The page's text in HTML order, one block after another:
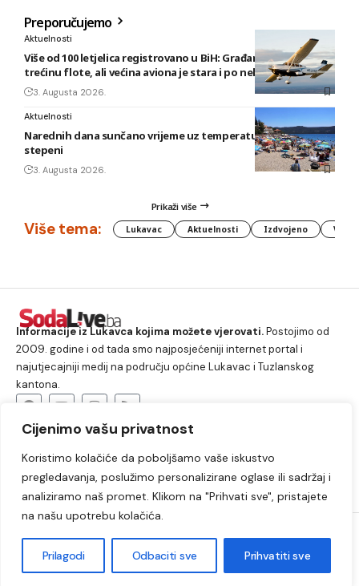
Cijenimo vašu privatnost
Koristimo kolačiće da poboljšamo vaše iskustvo
pregledavanja, poslužimo personalizirane oglase ili sadržaj i
analiziramo naš promet. Klikom na "Prihvati sve", pristajete
na našu upotrebu kolačića.
Prilagodi Odbaciti sve Prihvatiti sve
Preporučujemo
Aktuelnosti
Više od 100 letjelica registrovano u BiH: Građani posjeduju
trećinu flote, ali većina aviona je stara i po nekoliko decenija
3. Augusta 2026.
Aktuelnosti
Narednih dana sunčano vrijeme uz temperature do 40
stepeni
3. Augusta 2026.
Prikaži više
Više tema: Lukavac Aktuelnosti Izdvojeno
Informacije iz Lukavca kojima možete vjerovati.Postojimo od
2009. godine i od tada smo najposjećeniji internet portal i
najutjecajniji medij na području općine Lukavac i Tuzlanskog
kantona.
Lukavac Društvo Crna hronika
Sport
Kultura
Kolumne Slobodno vrijeme